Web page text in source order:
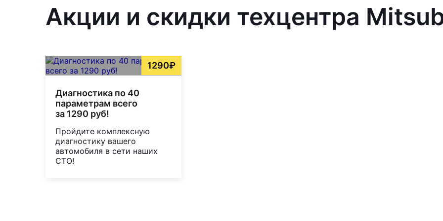
Акции и скидки техцентра
1290₽
Диагностика по 40
параметрам всего
за 1290 руб!
Пройдите комплексную
диагностику вашего
автомобиля в сети наших
СТО!